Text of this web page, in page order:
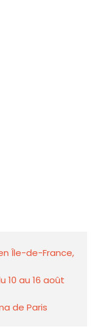
Île-de-France,
10 au 16 août
de Paris